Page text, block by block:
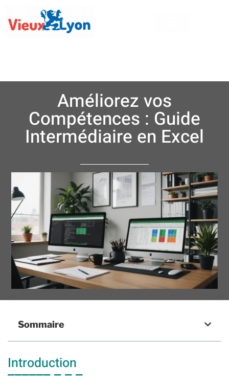
Améliorez vos
Compétences : Guide
Intermédiaire en Excel
Sommaire
Introduction